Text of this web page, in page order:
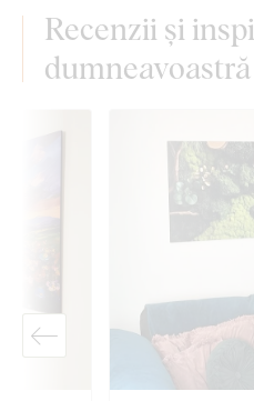
Recenzii și
dumneavoastră